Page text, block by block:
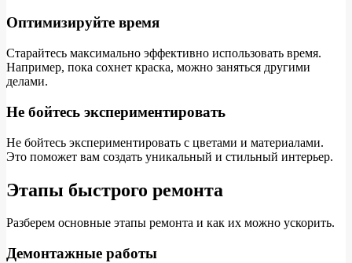
Оптимизируйте время
Старайтесь максимально эффективно использовать время.
Например, пока сохнет краска, можно заняться другими
делами.
Не бойтесь экспериментировать
Не бойтесь экспериментировать с цветами и материалами.
Это поможет вам создать уникальный и стильный интерьер.
Этапы быстрого ремонта
Разберем основные этапы ремонта и как их можно ускорить.
Демонтажные работы